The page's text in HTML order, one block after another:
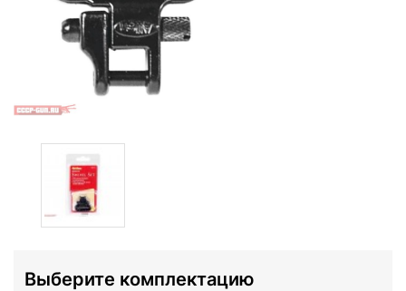
Выберите комплектацию